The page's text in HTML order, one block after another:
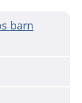
barn